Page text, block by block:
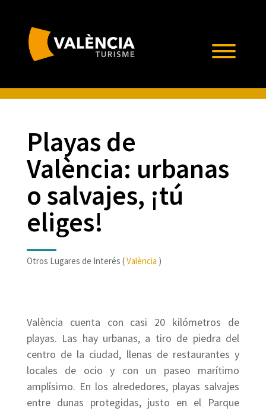
Playas de
València: urbanas
o salvajes, ¡tú
eliges!
Otros Lugares de Interés (València )
València cuenta con casi 20 kilómetros de
playas. Las hay urbanas, a tiro de piedra del
centro de la ciudad, llenas de restaurantes y
locales de ocio y con un paseo marítimo
amplísimo. En los alrededores, playas salvajes
entre dunas protegidas, justo en el Parque